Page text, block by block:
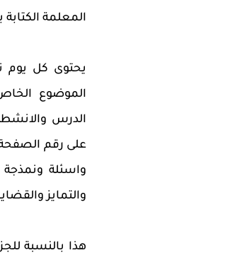
المعلمة الكتابة
يحتوى كل يوم
الموضوع
الدرس
على رقم الصفحة
واسئلة
والتمايز
هذا بالنسبة